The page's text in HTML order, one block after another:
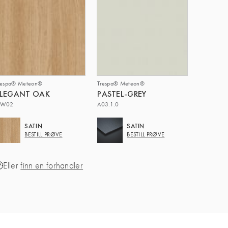
Meteon®
OAK
SATIN
BESTILL PRØVE
Trespa® Meteon®
PASTEL-GREY
A03.1.0
SATIN
BESTILL PRØVE
Ellerfinn en forhandler